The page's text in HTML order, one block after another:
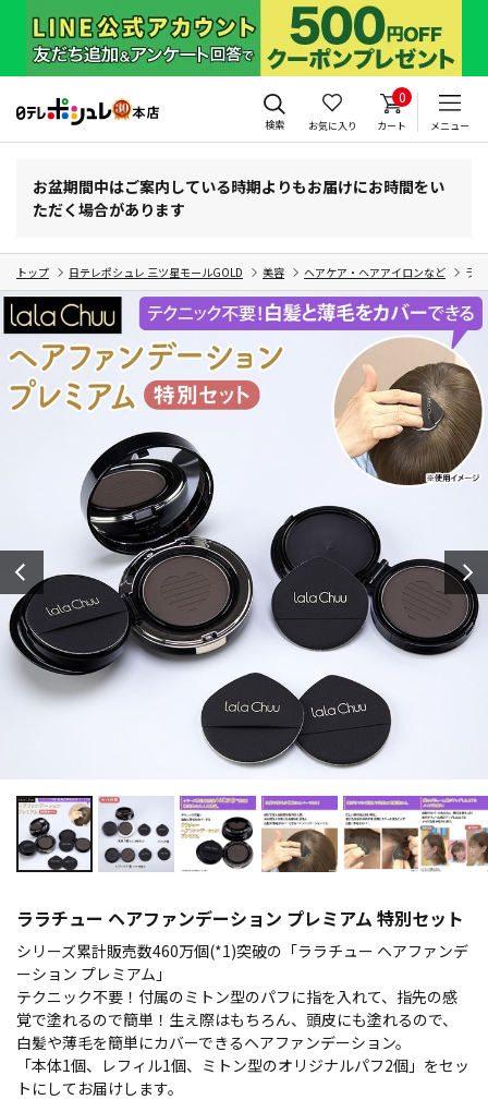
検索 お気に入り
0
カート メニュー
お盆期間中はご案内している時期よりもお届けにお時間をい
ただく場合があります
トップ 日テレポシュレ 三ツ星モールGOLD 美容 ヘアケア・ヘアアイロンなど ラ
ララチュー ヘアファンデーション プレミアム 特別セット
シリーズ累計販売数460万個(*1)突破の「ララチュー ヘアファンデ
ーション プレミアム」
テクニック不要！付属のミトン型のパフに指を入れて、指先の感
覚で塗れるので簡単！生え際はもちろん、頭皮にも塗れるので、
白髪や薄毛を簡単にカバーできるヘアファンデーション。
「本体1個、レフィル1個、ミトン型のオリジナルパフ2個」をセッ
トにしてお届けします。